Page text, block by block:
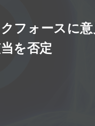
フォースに
を否定